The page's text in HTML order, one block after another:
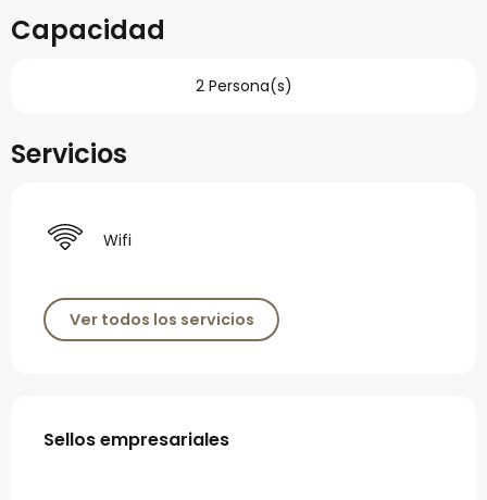
Capacidad
2 Persona(s)
Servicios
Wifi
Ver todos los servicios
Oferta de prestaciones
Sellos empresariales
Sellos empresariales